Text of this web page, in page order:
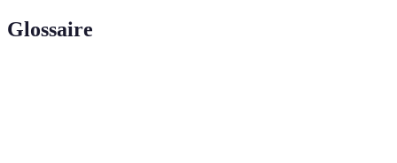
Glossaire